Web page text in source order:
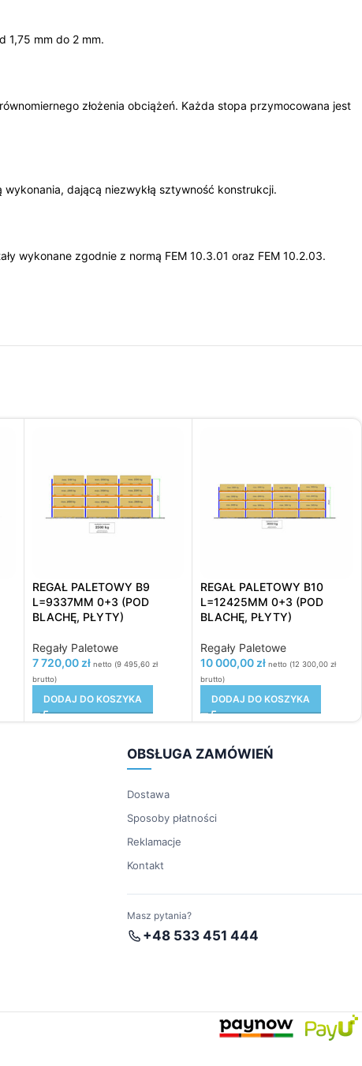
1,75 mm do 2 mm.
złożenia obciążeń. Każda stopa przymocowana jest
dającą niezwykłą sztywność konstrukcji.
wykonane zgodnie z normą FEM 10.3.01 oraz FEM 10.2.03.
REGAŁ PALETOWY B9
L=9337MM 0+3 (POD
BLACHĘ, PŁYTY)
Regały Paletowe
7 720,00 zł netto (9 495,60 zł
brutto)
DODAJ DO KOSZYKA
REGAŁ PALETOWY B10
L=12425MM 0+3 (POD
BLACHĘ, PŁYTY)
Regały Paletowe
10 000,00 zł netto (12 300,00zł
brutto)
DODAJ DO KOSZYKA
OBSŁUGA ZAMÓWIEŃ
Dostawa
Sposoby płatności
Reklamacje
Kontakt
Masz pytania?
+48 533 451 444